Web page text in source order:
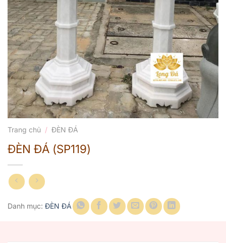
Trang chủ / ĐÈN ĐÁ
ĐÈN ĐÁ (SP119)
Danh mục: ĐÈN ĐÁ